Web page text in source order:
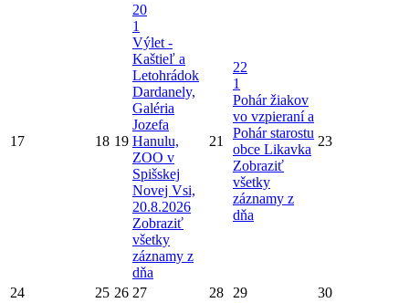
17 18 19
20
1
Výlet -
Kaštieľ a
Letohrádok
Dardanely,
Galéria
Jozefa
Hanulu,
ZOO v
Spišskej
Novej Vsi,
20.8.2026
Zobraziť
všetky
záznamy z
dňa
21
22
1
Pohár žiakov
vo vzpieraní a
Pohár starostu
obce Likavka
Zobraziť
všetky
záznamy z
dňa
23
24 25 26 27 28 29 30